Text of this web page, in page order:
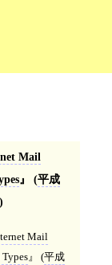
Mail
(平成
Mail
(平成